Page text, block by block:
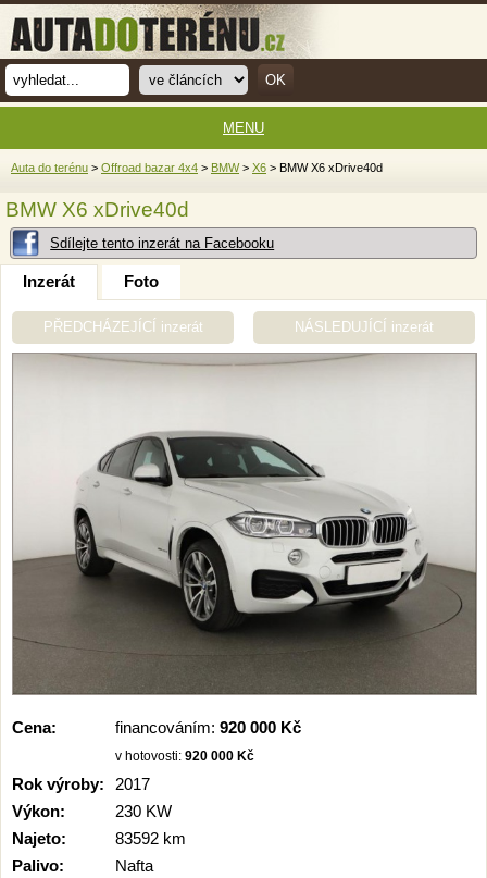
Auta do terénu > Offroad bazar 4x4 > BMW> X6 > BMW X6 xDrive40d
BMW X6 xDrive40d
Sdílejte tento inzerát na Facebooku
Inzerát Foto
PŘEDCHÁZEJÍCÍ inzerát NÁSLEDUJÍCÍ inzerát
Cena: financováním: 920 000 Kč
v hotovosti: 920 000 Kč
Rok výroby:
2017
Výkon:
230 KW
Najeto:
83592 km
Palivo:
Nafta
MENU